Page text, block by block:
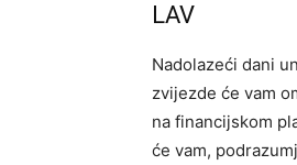
LAV
Nadolazeći dani
zvijezde će vam
na financijskom
će vam,